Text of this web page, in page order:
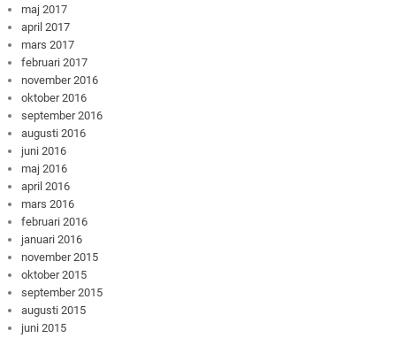
maj 2017
april 2017
mars 2017
februari 2017
november 2016
oktober 2016
september 2016
augusti 2016
juni 2016
maj 2016
april 2016
mars 2016
februari 2016
januari 2016
november 2015
oktober 2015
september 2015
augusti 2015
juni 2015